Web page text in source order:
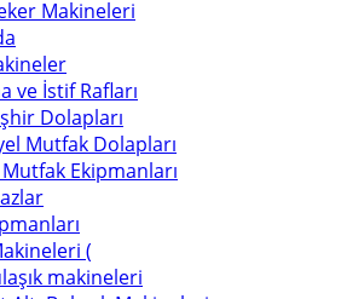
Makineleri
ve İstif Rafları
Dolapları
Mutfak Dolapları
Mutfak Ekipmanları
(
makineleri